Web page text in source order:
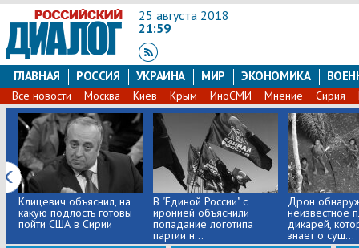
25 августа 2018
21:59
ГЛАВНАЯ РОССИЯ УКРАИНА МИР ЭКОНОМИКА
Все новости Москва Киев Крым ИноСМИ Мнение Сирия
Клицевич объяснил, на
какую подлость готовы
пойти США в Сирии
В "Единой России" с
иронией объяснили
попадание логотипа
партии н...
​Дрон
неизвестное
дикарей,
знает о сущ...